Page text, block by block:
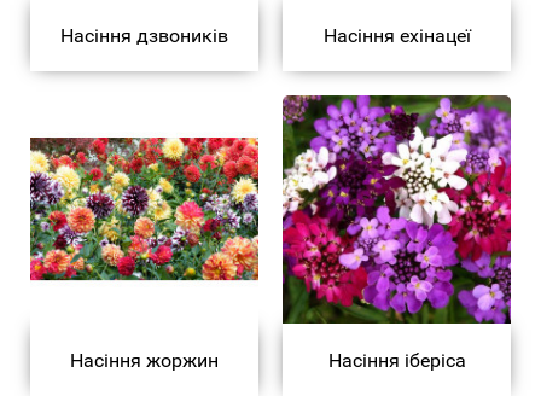
Насіння дзвоників Насіння ехінацеї
Насіння жоржин Насіння іберіса